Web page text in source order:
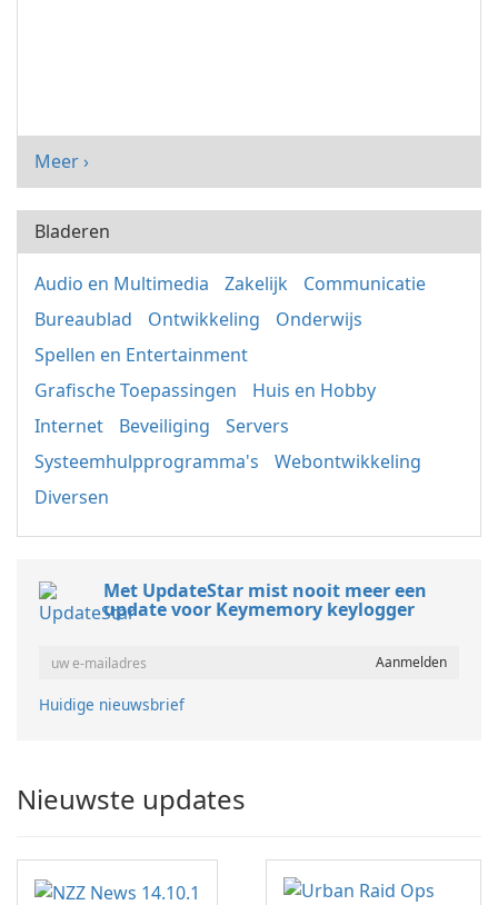
Meer ›
Bladeren
Audio en Multimedia Zakelijk
Communicatie
Bureaublad
Ontwikkeling
Onderwijs
Spellen en Entertainment
Grafische Toepassingen
Huis en Hobby
Internet
Beveiliging
Servers
Systeemhulpprogramma's
Webontwikkeling
Diversen
Met UpdateStar mist nooit meer een
update voor Keymemory keylogger
Huidige nieuwsbrief
Nieuwste updates